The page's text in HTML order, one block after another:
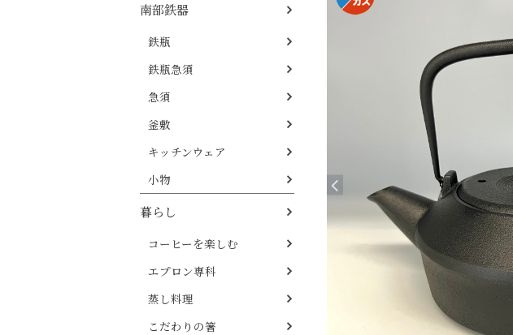
南部鉄器
鉄瓶
鉄瓶急須
急須
釜敷
キッチンウェア
小物
暮らし
コーヒーを楽しむ
エプロン専科
蒸し料理
こだわりの箸